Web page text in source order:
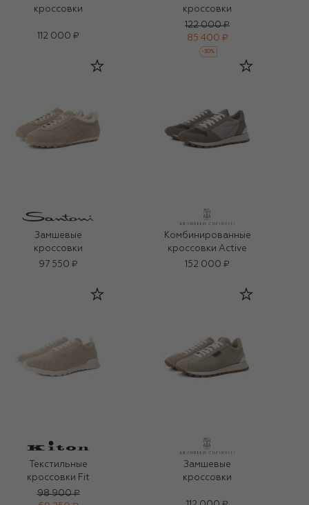
кроссовки
112 000 ₽
кроссовки
122 000 ₽
85 400 ₽
-30%
Замшевые
кроссовки
97 550 ₽
Комбинированные
кроссовки Active
152 000 ₽
Текстильные
кроссовки Fit
98 900 ₽
Замшевые
кроссовки